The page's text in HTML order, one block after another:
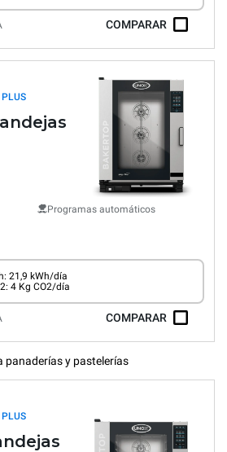
COMPARAR
PLUS
Programas automáticos
21,9 kWh/día
4 Kg CO2/día
COMPARAR
panaderías y pastelerías
PLUS